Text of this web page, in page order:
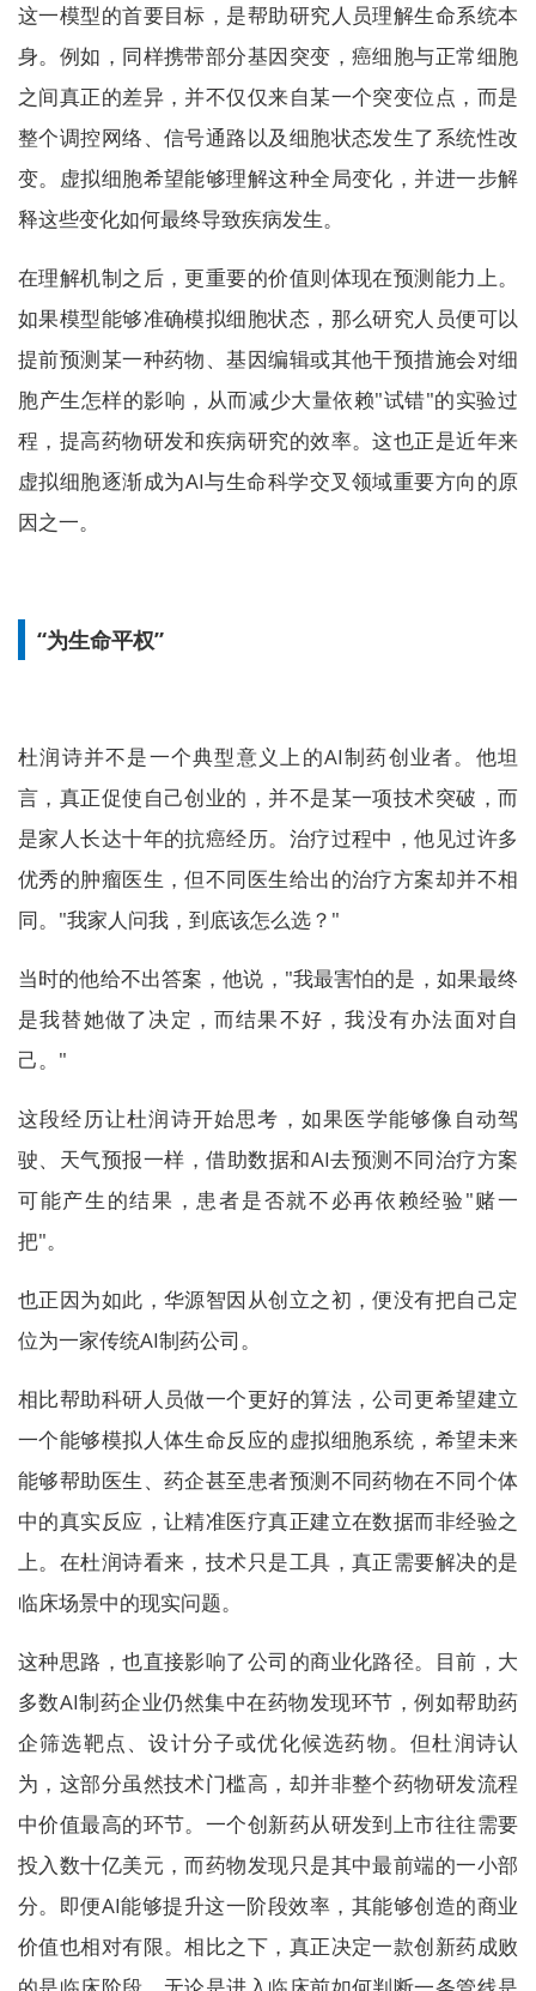
这一模型的首要目标，是帮助研究人员理解生命系统本
身。例如，同样携带部分基因突变，癌细胞与正常细胞
之间真正的差异，并不仅仅来自某一个突变位点，而是
整个调控网络、信号通路以及细胞状态发生了系统性改
变。虚拟细胞希望能够理解这种全局变化，并进一步解
释这些变化如何最终导致疾病发生。
在理解机制之后，更重要的价值则体现在预测能力上。
如果模型能够准确模拟细胞状态，那么研究人员便可以
提前预测某一种药物、基因编辑或其他干预措施会对细
胞产生怎样的影响，从而减少大量依赖"试错"的实验过
程，提高药物研发和疾病研究的效率。这也正是近年来
虚拟细胞逐渐成为AI与生命科学交叉领域重要方向的原
因之一。
“为生命平权”
杜润诗并不是一个典型意义上的AI制药创业者。他坦
言，真正促使自己创业的，并不是某一项技术突破，而
是家人长达十年的抗癌经历。治疗过程中，他见过许多
优秀的肿瘤医生，但不同医生给出的治疗方案却并不相
同。"我家人问我，到底该怎么选？"
当时的他给不出答案，他说，"我最害怕的是，如果最终
是我替她做了决定，而结果不好，我没有办法面对自
己。"
这段经历让杜润诗开始思考，如果医学能够像自动驾
驶、天气预报一样，借助数据和AI去预测不同治疗方案
可能产生的结果，患者是否就不必再依赖经验"赌一
把"。
也正因为如此，华源智因从创立之初，便没有把自己定
位为一家传统AI制药公司。
相比帮助科研人员做一个更好的算法，公司更希望建立
一个能够模拟人体生命反应的虚拟细胞系统，希望未来
能够帮助医生、药企甚至患者预测不同药物在不同个体
中的真实反应，让精准医疗真正建立在数据而非经验之
上。在杜润诗看来，技术只是工具，真正需要解决的是
临床场景中的现实问题。
这种思路，也直接影响了公司的商业化路径。目前，大
多数AI制药企业仍然集中在药物发现环节，例如帮助药
企筛选靶点、设计分子或优化候选药物。但杜润诗认
为，这部分虽然技术门槛高，却并非整个药物研发流程
中价值最高的环节。一个创新药从研发到上市往往需要
投入数十亿美元，而药物发现只是其中最前端的一小部
分。即便AI能够提升这一阶段效率，其能够创造的商业
价值也相对有限。相比之下，真正决定一款创新药成败